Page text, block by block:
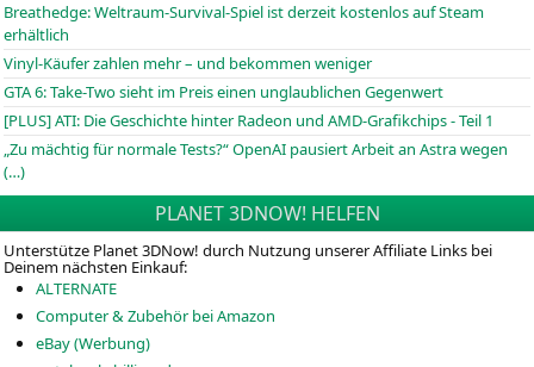
Breathedge: Weltraum-Survival-Spiel ist derzeit kostenlos auf Steam
erhältlich
Vinyl-Käufer zahlen mehr – und bekommen weniger
GTA 6: Take-Two sieht im Preis einen unglaublichen Gegenwert
[PLUS] ATI: Die Geschichte hinter Radeon und AMD-Grafikchips - Teil 1
„Zu mächtig für normale Tests?“ OpenAI pausiert Arbeit an Astra wegen
(…)
PLANET 3DNOW! HELFEN
Unterstütze Planet 3DNow! durch Nutzung unserer Affiliate Links bei
Deinem nächsten Einkauf:
ALTERNATE
Computer & Zubehör bei Amazon
eBay (Werbung)